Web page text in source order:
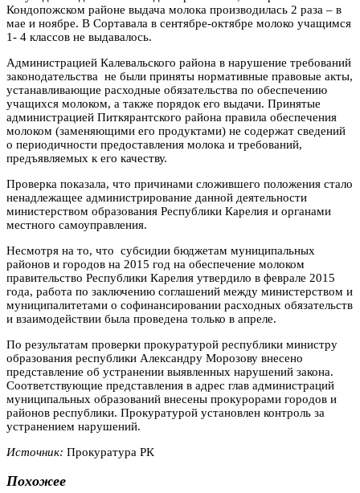
Кондопожском районе выдача молока производилась 2 раза – в
мае и ноябре. В Сортавала в сентябре-октябре молоко учащимся
1- 4 классов не выдавалось.
Администрацией Калевальского района в нарушение требований
законодательства не были приняты нормативные правовые акты,
устанавливающие расходные обязательства по обеспечению
учащихся молоком, а также порядок его выдачи. Принятые
администрацией Питкярантского района правила обеспечения
молоком (заменяющими его продуктами) не содержат сведений
о периодичности предоставления молока и требований,
предъявляемых к его качеству.
Проверка показала, что причинами сложившего положения стало
ненадлежащее администрирование данной деятельности
министерством образования Республики Карелия и органами
местного самоуправления.
Несмотря на то, что субсидии бюджетам муниципальных
районов и городов на 2015 год на обеспечение молоком
правительство Республики Карелия утвердило в феврале 2015
года, работа по заключению соглашений между министерством и
муниципалитетами о софинансировании расходных обязательств
и взаимодействии была проведена только в апреле.
По результатам проверки прокуратурой республики министру
образования республики Александру Морозову внесено
представление об устранении выявленных нарушений закона.
Соответствующие представления в адрес глав администраций
муниципальных образований внесены прокурорами городов и
районов республики. Прокуратурой установлен контроль за
устранением нарушений.
Источник: Прокуратура РК
Похожее